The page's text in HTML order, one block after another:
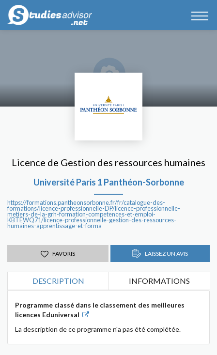
Licence de Gestion des ressources humaines
Université Paris 1 Panthéon-Sorbonne
https://formations.pantheonsorbonne.fr/fr/catalogue-des-
formations/licence-professionnelle-DP/licence-professionnelle-
metiers-de-la-grh-formation-competences-et-emploi-
KBTEWQ71/licence-professionnelle-gestion-des-ressources-
humaines-apprentissage-et-forma
FAVORIS LAISSEZ UN AVIS
DESCRIPTION INFORMATIONS
Programme classé dans le classement des meilleures
licences Eduniversal
La description de ce programme n'a pas été complétée.